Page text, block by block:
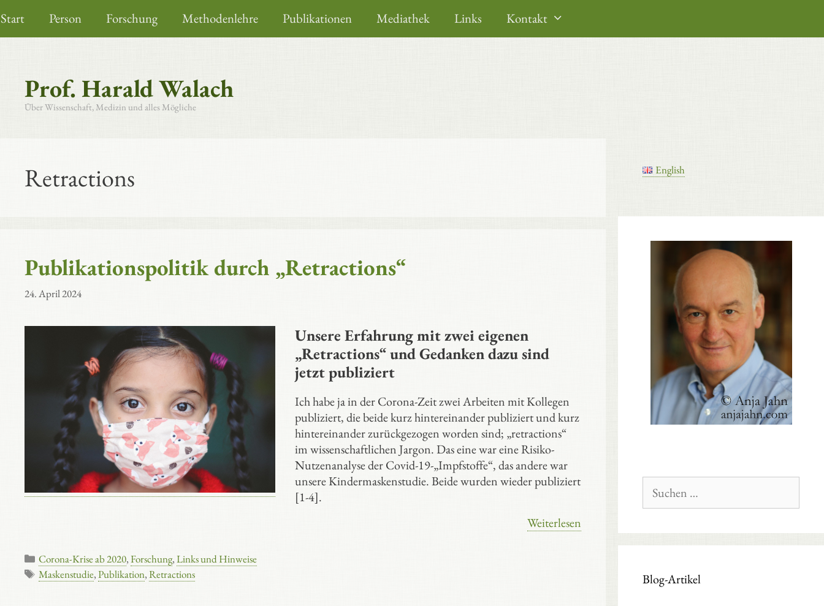
Inhalt
springen
Start Person Forschung Methodenlehre Publikationen Mediathek Links Kontakt
Prof. Harald Walach
Über Wissenschaft, Medizin und alles Mögliche
Retractions
Publikationspolitik durch „Retractions“
24. April 2024
Unsere Erfahrung mit zwei eigenen
„Retractions“ und Gedanken dazu sind
jetzt publiziert
Ich habe ja in der Corona-Zeit zwei Arbeiten mit Kollegen
publiziert, die beide kurz hintereinander publiziert und kurz
hintereinander zurückgezogen worden sind; „retractions“
im wissenschaftlichen Jargon. Das eine war eine Risiko-
Nutzenanalyse der Covid-19-„Impfstoffe“, das andere war
unsere Kindermaskenstudie. Beide wurden wieder publiziert
[1-4].
Weiterlesen
Kategorien
Corona-Krise ab 2020,Forschung,Links und Hinweise
Schlagwörter
Maskenstudie,Publikation,Retractions
English
nach:
Blog-Artikel